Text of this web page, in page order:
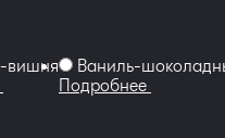
вишня
Ваниль-
Подробнее